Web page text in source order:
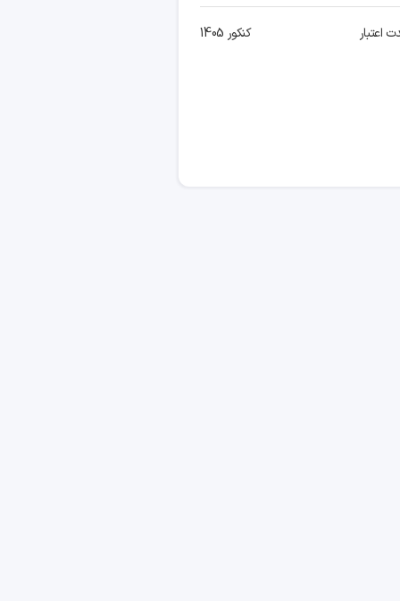
اعتبار کنکور 1405